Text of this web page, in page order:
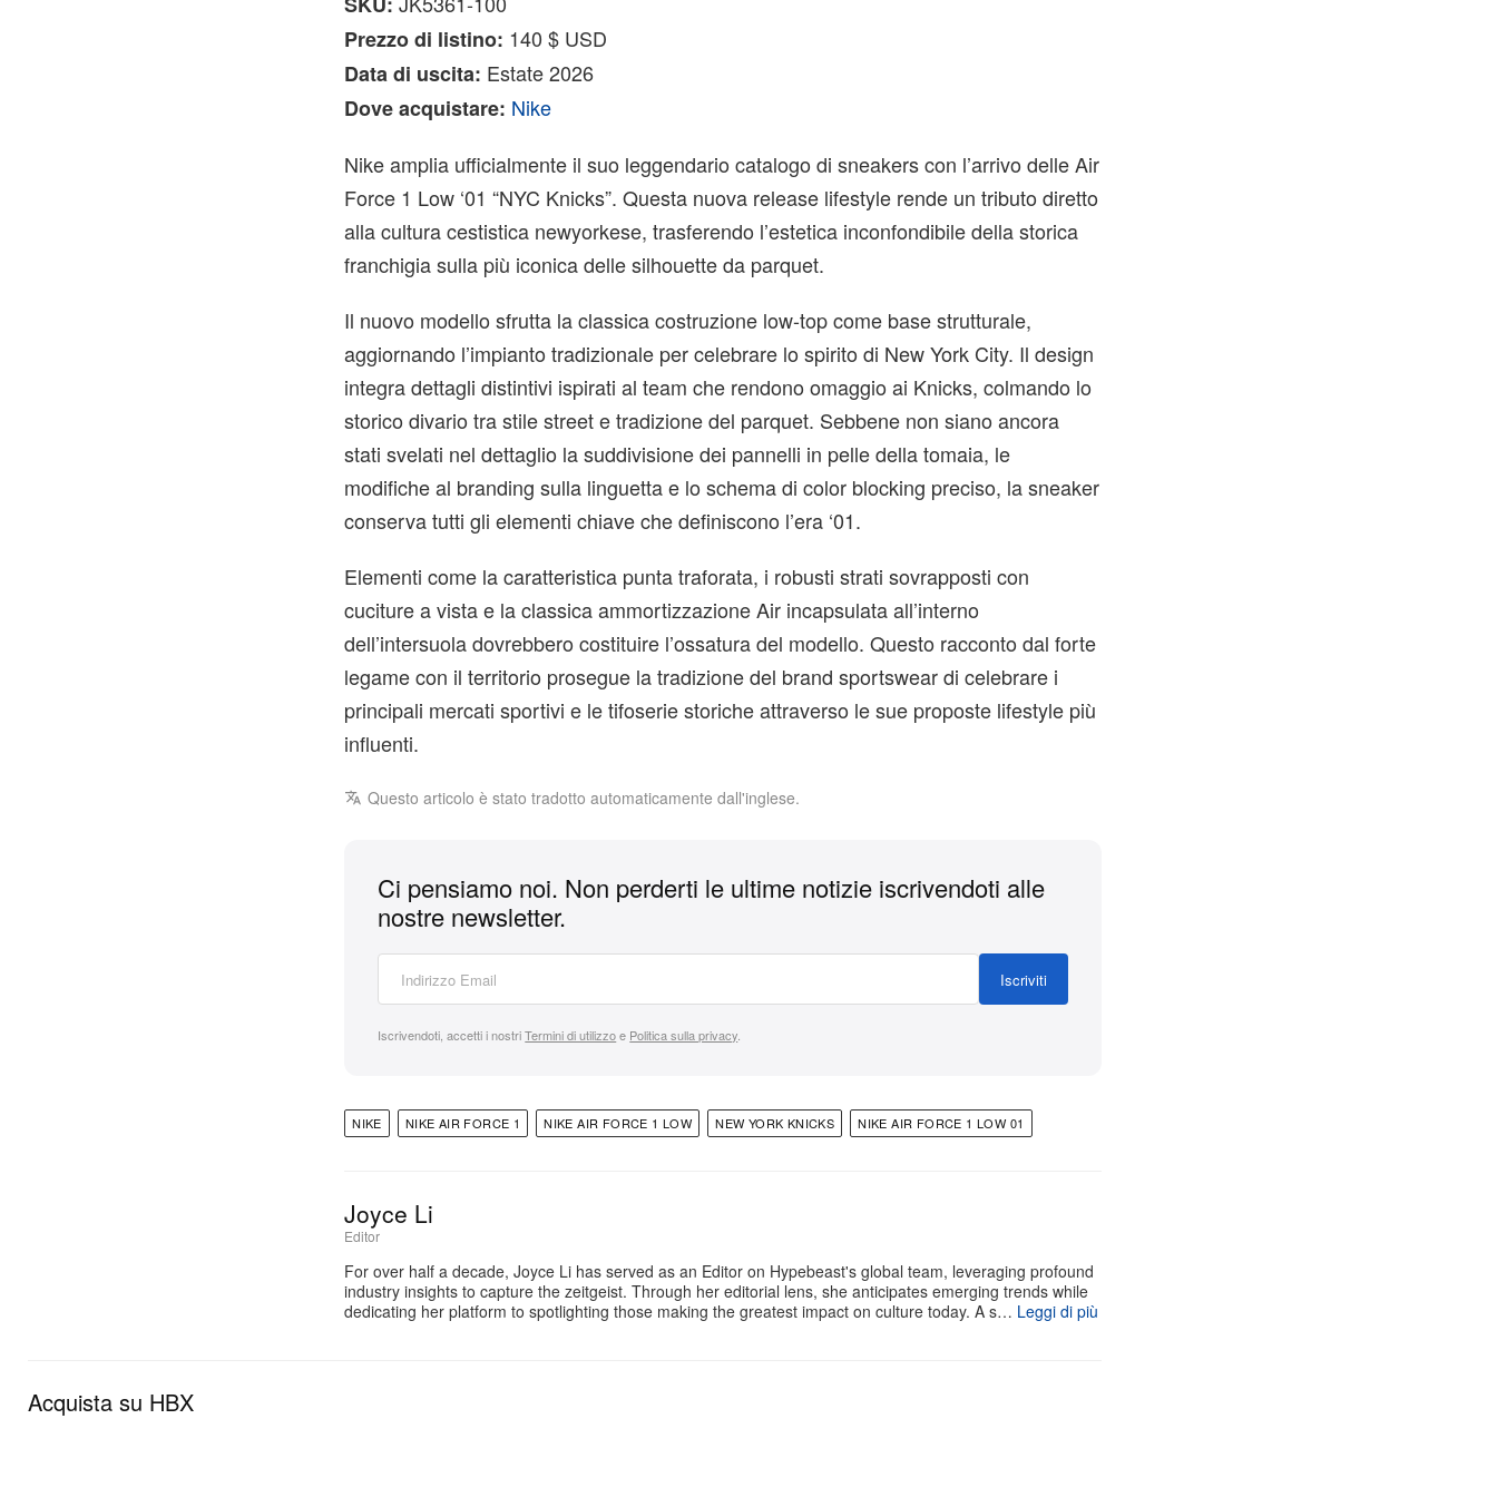
Prezzo di listino: 140 $ USD
Data di uscita: Estate 2026
Dove acquistare: Nike
Nike amplia ufficialmente il suo leggendario catalogo di sneakers con l’arrivo delle Air
Force 1 Low ‘01 “NYC Knicks”. Questa nuova release lifestyle rende un tributo diretto
alla cultura cestistica newyorkese, trasferendo l’estetica inconfondibile della storica
franchigia sulla più iconica delle silhouette da parquet.
Il nuovo modello sfrutta la classica costruzione low-top come base strutturale,
aggiornando l’impianto tradizionale per celebrare lo spirito di New York City. Il design
integra dettagli distintivi ispirati al team che rendono omaggio ai Knicks, colmando lo
storico divario tra stile street e tradizione del parquet. Sebbene non siano ancora
stati svelati nel dettaglio la suddivisione dei pannelli in pelle della tomaia, le
modifiche al branding sulla linguetta e lo schema di color blocking preciso, la sneaker
conserva tutti gli elementi chiave che definiscono l’era ‘01.
Elementi come la caratteristica punta traforata, i robusti strati sovrapposti con
cuciture a vista e la classica ammortizzazione Air incapsulata all’interno
dell’intersuola dovrebbero costituire l’ossatura del modello. Questo racconto dal forte
legame con il territorio prosegue la tradizione del brand sportswear di celebrare i
principali mercati sportivi e le tifoserie storiche attraverso le sue proposte lifestyle più
influenti.
Questo articolo è stato tradotto automaticamente dall'inglese.
Ci pensiamo noi. Non perderti le ultime notizie iscrivendoti alle
nostre newsletter.
Iscriviti
Iscrivendoti, accetti i nostriTermini di utilizzoe Politica sulla privacy
NIKE NIKE AIR FORCE 1 NIKE AIR FORCE 1 LOW NEW YORK KNICKS NIKE AIR FORCE 1 LOW 01
Joyce Li
Editor
For over half a decade, Joyce Li has served as an Editor on Hypebeast's global team, leveraging profound
industry insights to capture the zeitgeist. Through her editorial lens, she anticipates emerging trends while
dedicating her platform to spotlighting those making the greatest impact on culture today. A s… Leggi di più
Acquista su HBX